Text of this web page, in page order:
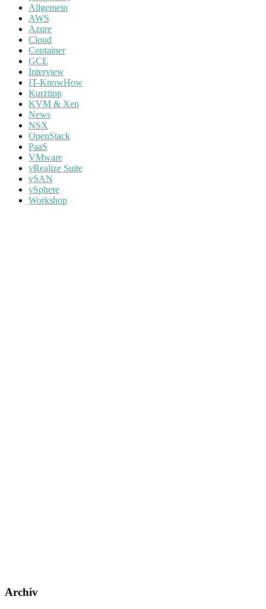
Allgemein
AWS
Azure
Cloud
Container
GCE
Interview
IT-KnowHow
Kurztipp
KVM & Xen
News
NSX
OpenStack
PaaS
VMware
vRealize Suite
vSAN
vSphere
Workshop
Archiv